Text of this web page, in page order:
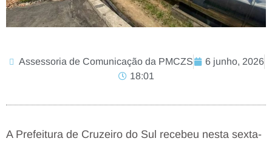
Assessoria de Comunicação da PMCZS
6 junho, 2026
18:01
A Prefeitura de Cruzeiro do Sul recebeu nesta sexta-